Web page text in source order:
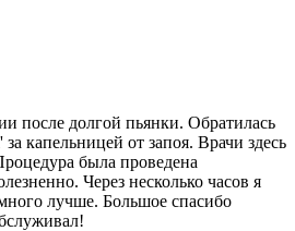
после долгой пьянки. Обратилась
капельницей от запоя. Врачи здесь
была проведена
Через несколько часов я
лучше. Большое спасибо